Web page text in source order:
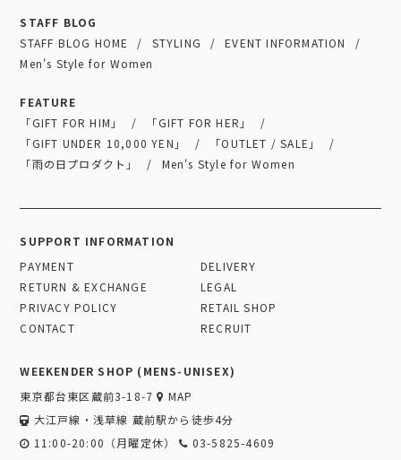
STAFF BLOG
STAFF BLOG HOME
STYLING
EVENT INFORMATION
Men's Style for Women
FEATURE
「GIFT FOR HIM」
「GIFT FOR HER」
「GIFT UNDER 10,000 YEN」
「OUTLET / SALE」
「雨の日プロダクト」
Men's Style for Women
SUPPORT INFORMATION
PAYMENT
DELIVERY
RETURN & EXCHANGE
LEGAL
PRIVACY POLICY
RETAIL SHOP
CONTACT
RECRUIT
WEEKENDER SHOP (MENS-UNISEX)
東京都台東区蔵前3-18-7
MAP
大江戸線・浅草線 蔵前駅から徒歩4分
11:00-20:00（月曜定休）
03-5825-4609